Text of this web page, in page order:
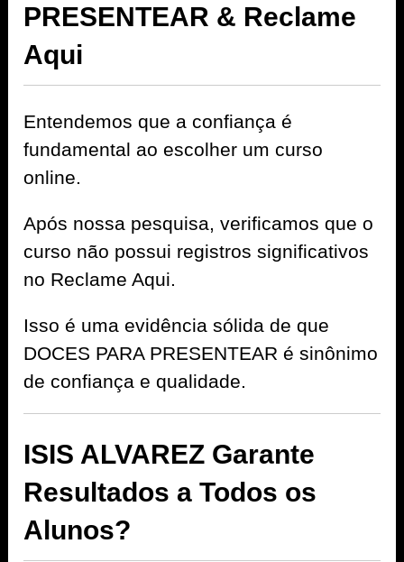
PRESENTEAR & Reclame
Aqui
Entendemos que a confiança é
fundamental ao escolher um curso
online.
Após nossa pesquisa, verificamos que o
curso não possui registros significativos
no Reclame Aqui.
Isso é uma evidência sólida de que
DOCES PARA PRESENTEAR é sinônimo
de confiança e qualidade.
ISIS ALVAREZ Garante
Resultados a Todos os
Alunos?